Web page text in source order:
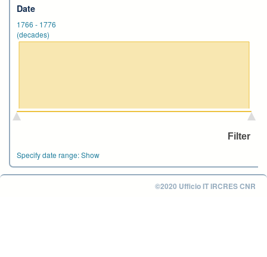
Date
1766 - 1776
(decades)
Specify date range:Show
©2020 Ufficio IT IRCRES CNR